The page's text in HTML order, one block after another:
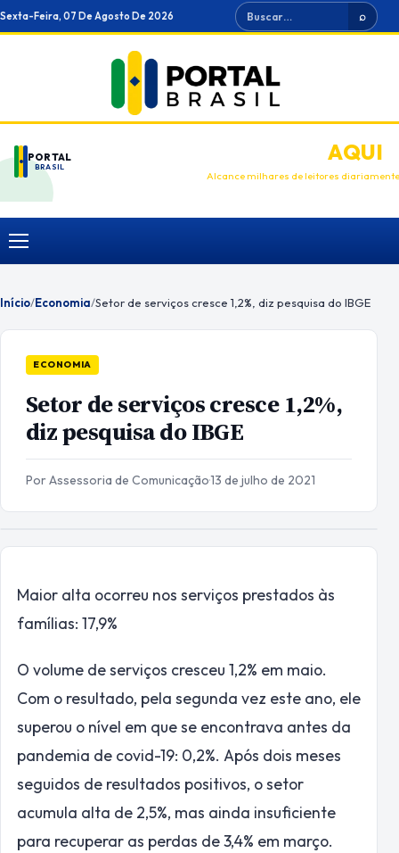
Ir
para
Sexta-Feira, 07 De Agosto De 2026 Buscar ⌕
PORTAL
BRASIL
ANUNCIEAQUI
Alcance milhares de leitores diariamente
Menu
Início/Economia/Setor de serviços cresce 1,2%, diz pesquisa do IBGE
ECONOMIA
Setor de serviços cresce 1,2%,
diz pesquisa do IBGE
Por Assessoria de Comunicação·13 de julho de 2021
Maior alta ocorreu nos serviços prestados às
famílias: 17,9%
O volume de serviços cresceu 1,2% em maio.
Com o resultado, pela segunda vez este ano, ele
superou o nível em que se encontrava antes da
pandemia de covid-19: 0,2%. Após dois meses
seguidos de resultados positivos, o setor
acumula alta de 2,5%, mas ainda insuficiente
para recuperar as perdas de 3,4% em março.